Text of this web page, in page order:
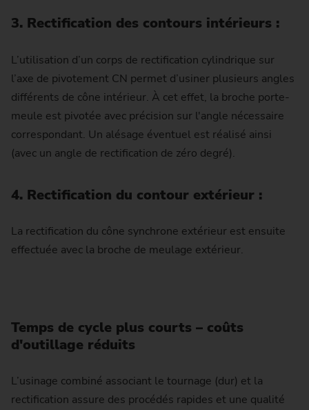
3. Rectification des contours intérieurs :
L’utilisation d’un corps de rectification cylindrique sur
l’axe de pivotement CN permet d’usiner plusieurs angles
différents de cône intérieur. À cet effet, la broche porte-
meule est pivotée avec précision sur l'angle nécessaire
correspondant. Un alésage éventuel est réalisé ainsi
(avec un angle de rectification de zéro degré).
4. Rectification du contour extérieur :
La rectification du cône synchrone extérieur est ensuite
effectuée avec la broche de meulage extérieur.
Temps de cycle plus courts – coûts
d'outillage réduits
L’usinage combiné associant le tournage (dur) et la
rectification assure des procédés rapides et une qualité